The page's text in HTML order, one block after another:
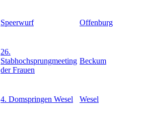
Speerwurf Offenburg
26.
Stabhochsprungmeeting
der Frauen
Beckum
4. Domspringen Wesel Wesel